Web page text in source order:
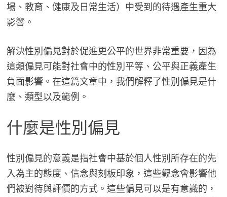
場、教育、健康及日常生活）中受到的待遇產生重大
影響。
解決性別偏見對於促進更公平的世界非常重要，因為
這類偏見可能對社會中的性別平等、公平與正義產生
負面影響。在這篇文章中，我們解釋了性別偏見是什
麼、類型以及範例。
什麼是性別偏見
性別偏見的意義是指社會中基於個人性別所存在的先
入為主的態度、信念與刻板印象，這些觀念會影響他
們被對待與評價的方式。這些偏見可以是有意識的，